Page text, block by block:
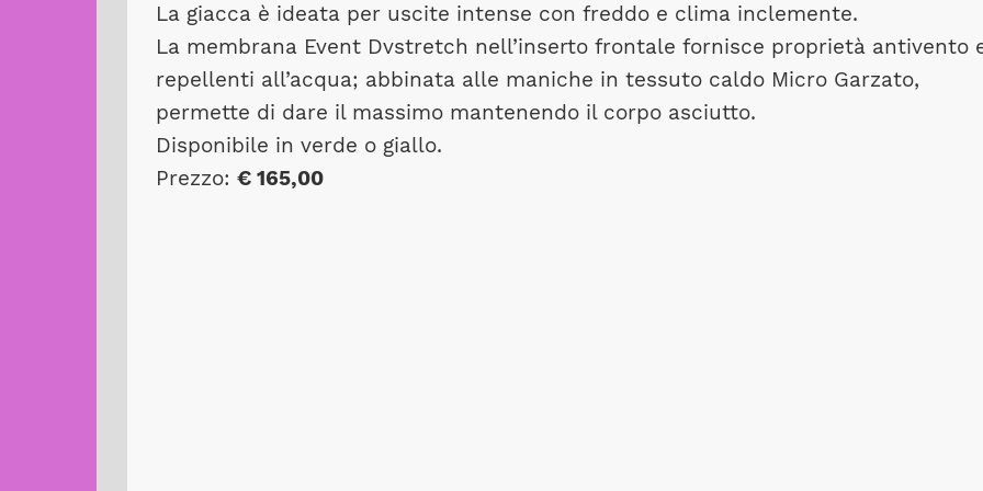
La giacca è ideata per uscite intense con freddo e clima inclemente.
La membrana Event Dvstretch nell’inserto frontale fornisce proprietà antivento
repellenti all’acqua; abbinata alle maniche in tessuto caldo Micro Garzato,
permette di dare il massimo mantenendo il corpo asciutto.
Disponibile in verde o giallo.
Prezzo: € 165,00